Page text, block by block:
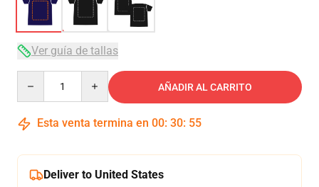
Ver guía de tallas
AÑADIR AL CARRITO
Esta venta termina en 00: 30: 54
Deliver to United States